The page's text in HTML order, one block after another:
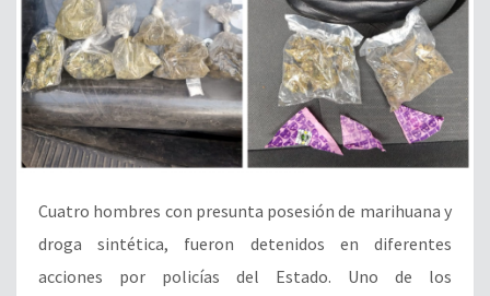
Cuatro hombres con presunta posesión de marihuana y
droga sintética, fueron detenidos en diferentes
acciones por policías del Estado. Uno de los